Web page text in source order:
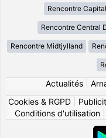
Rencontre Capital
Rencontre Central
Rencontre Midtjylland
Actualités|
Cookies & RGPD
Conditions d'utilisation|